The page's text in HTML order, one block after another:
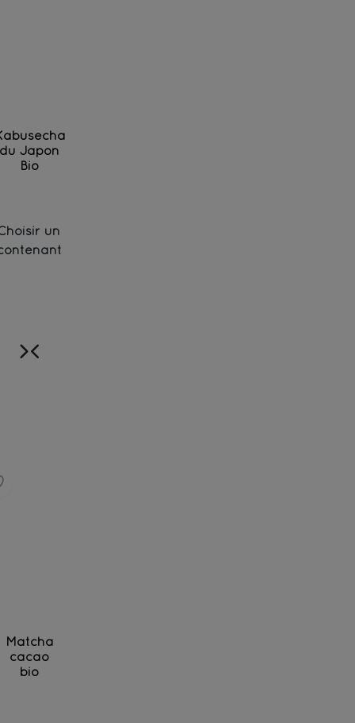
du Japon
Bio
un
Matcha
cacao
bio